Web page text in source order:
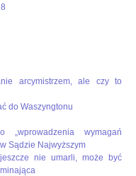
arcymistrzem, ale czy to
do Waszyngtonu
„wprowadzenia wymagań
Sądzie Najwyższym
nie umarli, może być